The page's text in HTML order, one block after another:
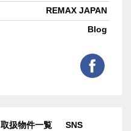
REMAX JAPAN
Blog
取扱物件一覧 SNS